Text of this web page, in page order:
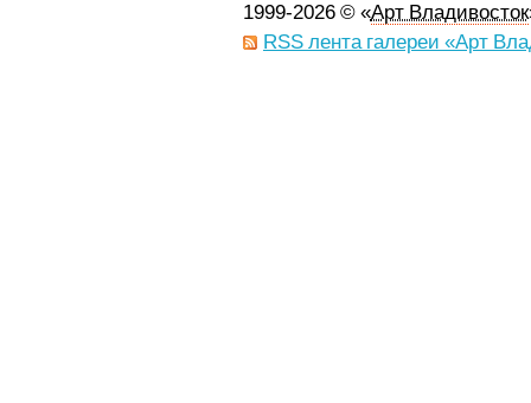
1999-2026 © «Арт Владивосток
RSS лента галереи «Арт